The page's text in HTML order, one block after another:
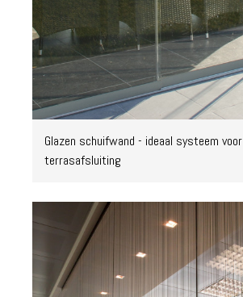
Glazen schuifwand - ideaal systeem voor
terrasafsluiting